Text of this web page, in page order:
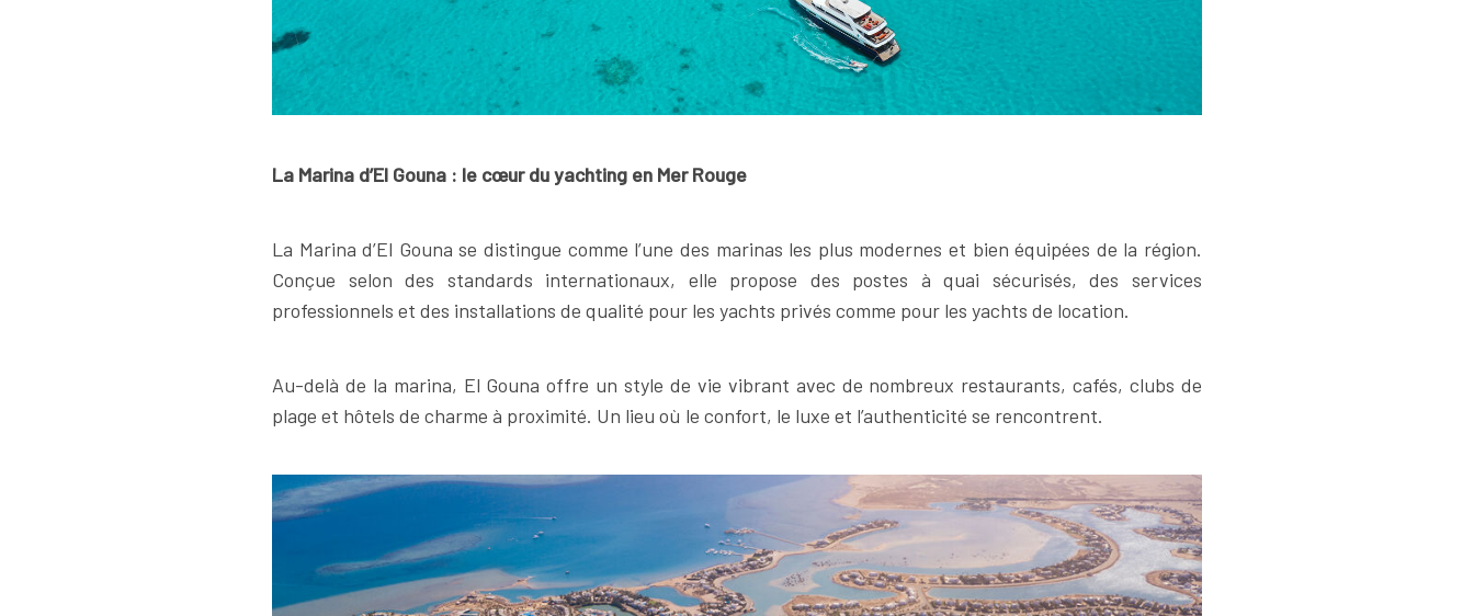
La Marina d’El Gouna : le cœur du yachting en Mer Rouge
La Marina d’El Gouna se distingue comme l’une des marinas les plus modernes et bien équipées de la région.
Conçue selon des standards internationaux, elle propose des postes à quai sécurisés, des services
professionnels et des installations de qualité pour les yachts privés comme pour les yachts de location.
Au-delà de la marina, El Gouna offre un style de vie vibrant avec de nombreux restaurants, cafés, clubs de
plage et hôtels de charme à proximité. Un lieu où le confort, le luxe et l’authenticité se rencontrent.